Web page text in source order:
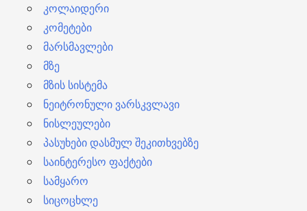
კოლაიდერი
კომეტები
მარსმავლები
მზე
მზის სისტემა
ნეიტრონული ვარსკვლავი
ნისლეულები
პასუხები დასმულ შეკითხვებზე
საინტერესო ფაქტები
სამყარო
სიცოცხლე